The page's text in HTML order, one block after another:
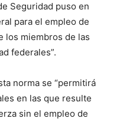
Seguridad puso en
para el empleo de
los miembros de las
federales”.
norma se “permitirá
en las que resulte
sin el empleo de